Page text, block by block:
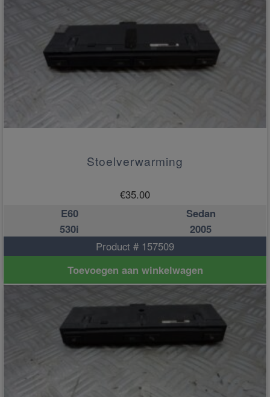
Stoelverwarming
€35.00
E60
Sedan
530i
2005
Product # 157509
Toevoegen aan winkelwagen